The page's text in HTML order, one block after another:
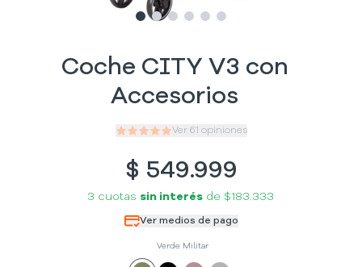
Slide1
Slide2
Slide3
Slide4
SlideSlide
Coche CITY V3 con
Accesorios
Ver 61 opiniones
$ 549.999
3 cuotas sin interés de $183.333
Ver medios de pago
Verde Militar